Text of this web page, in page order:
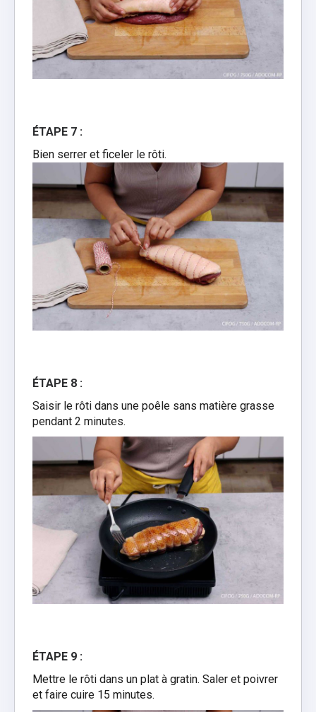
ÉTAPE 7 :
Bien serrer et ficeler le rôti.
ÉTAPE 8 :
Saisir le rôti dans une poêle sans matière grasse
pendant 2 minutes.
ÉTAPE 9 :
Mettre le rôti dans un plat à gratin. Saler et poivrer
et faire cuire 15 minutes.